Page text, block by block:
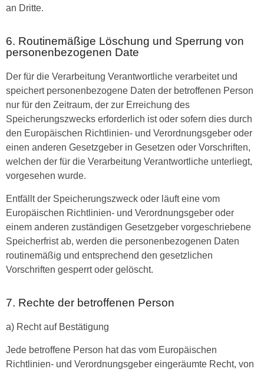
an Dritte.
6. Routinemäßige Löschung und Sperrung von
personenbezogenen Date
Der für die Verarbeitung Verantwortliche verarbeitet und
speichert personenbezogene Daten der betroffenen Person
nur für den Zeitraum, der zur Erreichung des
Speicherungszwecks erforderlich ist oder sofern dies durch
den Europäischen Richtlinien- und Verordnungsgeber oder
einen anderen Gesetzgeber in Gesetzen oder Vorschriften,
welchen der für die Verarbeitung Verantwortliche unterliegt,
vorgesehen wurde.
Entfällt der Speicherungszweck oder läuft eine vom
Europäischen Richtlinien- und Verordnungsgeber oder
einem anderen zuständigen Gesetzgeber vorgeschriebene
Speicherfrist ab, werden die personenbezogenen Daten
routinemäßig und entsprechend den gesetzlichen
Vorschriften gesperrt oder gelöscht.
7. Rechte der betroffenen Person
a) Recht auf Bestätigung
Jede betroffene Person hat das vom Europäischen
Richtlinien- und Verordnungsgeber eingeräumte Recht, von